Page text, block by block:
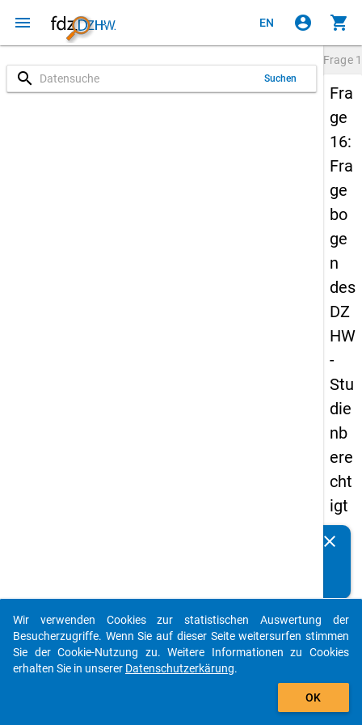
menu EN account_circle shopping_cart
search Suchen
Frage
Fra
ge
16:
Fra
ge
bo
ge
n
des
DZ
HW
-
Stu
die
nb
ere
cht
igt
en
s
20
08
clear
auto_stories
add_shopping_cart
Wir verwenden Cookies zur statistischen Auswertung der
Besucherzugriffe. Wenn Sie auf dieser Seite weitersurfen stimmen
Sie der Cookie-Nutzung zu. Weitere Informationen zu Cookies
erhalten Sie in unserer Datenschutzerkärung.
OK